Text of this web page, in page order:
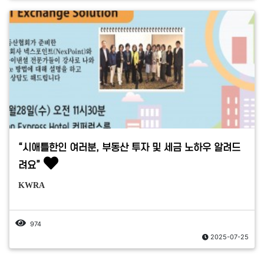
“시애틀한인 여러분, 부동산 투자 및 세금 노하우 알려드
려요”
KWRA
974
2025-07-25